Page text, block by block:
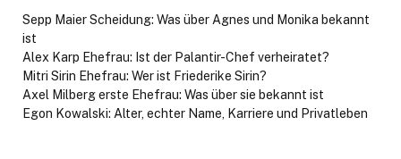
Sepp Maier Scheidung: Was über Agnes und Monika bekannt
ist
Alex Karp Ehefrau: Ist der Palantir-Chef verheiratet?
Mitri Sirin Ehefrau: Wer ist Friederike Sirin?
Axel Milberg erste Ehefrau: Was über sie bekannt ist
Egon Kowalski: Alter, echter Name, Karriere und Privatleben